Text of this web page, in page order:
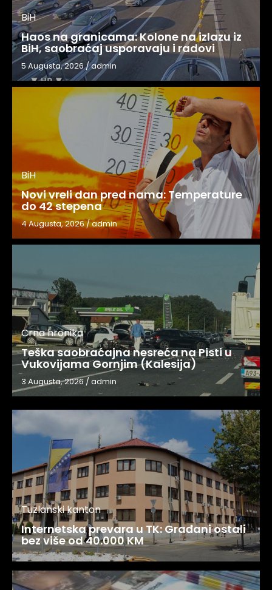
BiH
Haos na granicama: Kolone na izlazu iz
BiH, saobraćaj usporavaju i radovi
5 Augusta, 2026/admin
BiH
Novi vreli dan pred nama: Temperature
do 42 stepena
4 Augusta, 2026/admin
Crna hronika
Teška saobraćajna nesreća na Pisti u
Vukovijama Gornjim (Kalesija)
3 Augusta, 2026/admin
Tuzlanski kanton
Internetska prevara u TK: Građani ostali
bez više od 40.000 KM